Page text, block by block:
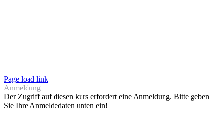
Page load link
Anmeldung
Der Zugriff auf diesen kurs erfordert eine Anmeldung. Bitte geben
Sie Ihre Anmeldedaten unten ein!